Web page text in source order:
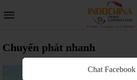
Chuyển phát nhanh
Chat Facebook